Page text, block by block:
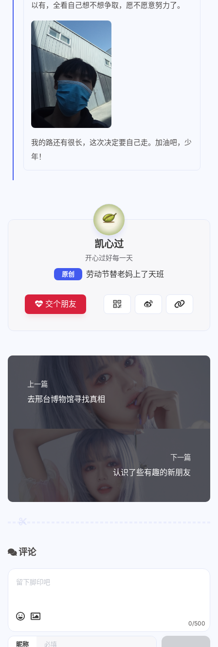
以有，全看自己想不想争取，愿不愿意努力了。
我的路还有很长，这次决定要自己走。加油吧，少
年！
凯心过
开心过好每一天
原创 劳动节替老妈上了天班
交个朋友
上一篇
去邢台博物馆寻找真相
下一篇
认识了些有趣的新朋友
评论
昵称
0/500